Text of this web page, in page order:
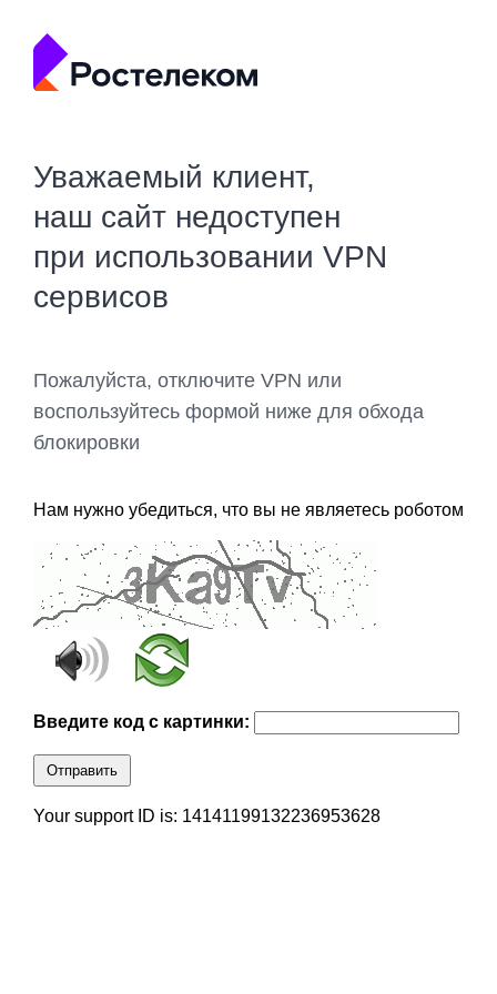
Уважаемый клиент,
наш сайт недоступен
при использовании VPN
сервисов
Пожалуйста, отключите VPN или
воспользуйтесь формой ниже для обхода
блокировки
Нам нужно убедиться, что вы не являетесь роботом
Введите код с картинки:
Отправить
Your support ID is: 14141199132236953628